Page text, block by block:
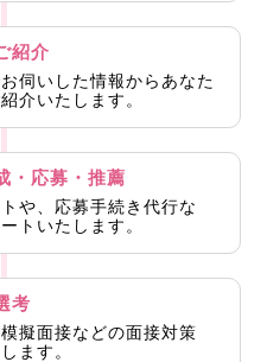
紹介
伺いした情報からあなた
介いたします。
・応募・推薦
や、応募手続き代行な
トいたします。
考
擬面接などの面接対策
ます。